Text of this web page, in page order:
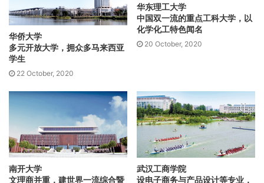
究生12,193人，来自123个不同国家和地区在校华侨、港澳台和
外国留学生13,728人，高居全国第一。在校外国留学生4063
人，其中本科生1737人，研究生262人。
学校积极开展国际交流合作，国际化特色突出，已同世界五
大洲50个国家和港澳台地区的286家高等院校和文化、科研机
招生院校，在全球66个国家设立106个招生报名点。
素有“华侨最高学府”之称的暨南大学，建校至今，共培养了来
自世界五大洲170多个国家和地区的各类人才30余万人。“有海
水的地方，就有暨南人”，已成为香港、澳门、台湾、华侨华人
及其他外籍学生赴中国内地升学的首选。
华侨大学
多元开放大学，拥众多马来西亚
学生
22 October, 2020
华东理工大学
中国双一流的重点工科大学，以
化学化工特色闻名
20 October, 2020
南开大学
文理商并重，建世界一流综合暨
武汉工商学院
设电子商务与产品设计等专业，